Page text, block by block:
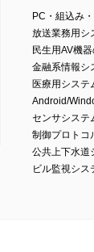
PC・組込み
放送業務用シ
民生用AV機
金融系情報シ
医療用システ
Android/
センサシステ
制御プロトコ
公共上下水道
ビル監視シス